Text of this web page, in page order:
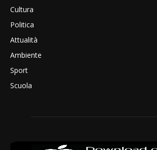
Cultura
Politica
Attualità
Ambiente
Sport
Scuola